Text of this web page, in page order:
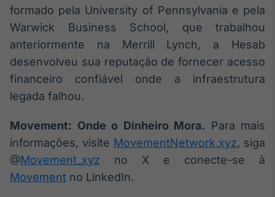
formado pela University of Pennsylvania e pela
Warwick Business School, que trabalhou
anteriormente na Merrill Lynch, a Hesab
desenvolveu sua reputação de fornecer acesso
financeiro confiável onde a infraestrutura
legada falhou.
Movement: Onde o Dinheiro Mora. Para mais
informações, visite MovementNetwork.xyz, siga
@Movement_xyz no X e conecte-se à
Movement no LinkedIn.